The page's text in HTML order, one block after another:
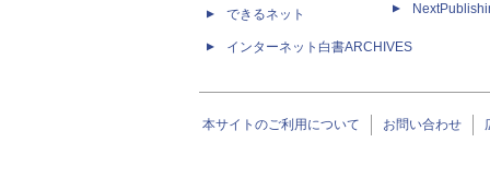
できるネット
インターネット白書ARCHIVES
本サイトのご利用について お問い合わせ